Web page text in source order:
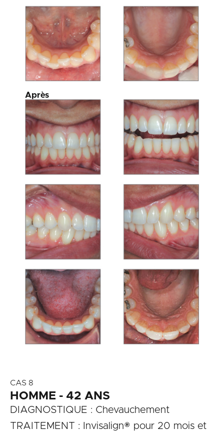
Après
CAS 8
HOMME - 42 ANS
DIAGNOSTIQUE : Chevauchement
TRAITEMENT : Invisalign® pour 20 mois et